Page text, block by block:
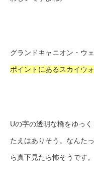
グランドキャニオン・ウ
ポイントにあるスカイウォ
Uの字の透明な橋をゆっ
たえはありそう。なんた
ら真下見たら怖そうです。